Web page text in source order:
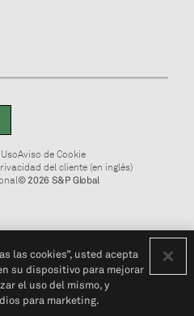
Aviso de Cookie
del cliente (en inglés)
© 2026 S&P Global
las cookies”, usted acepta
su dispositivo para mejorar
el uso del mismo, y
para marketing.